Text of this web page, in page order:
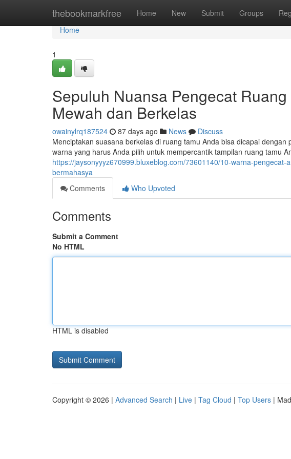
thebookmarkfree Home New Submit Groups
Home
Home
1
Sepuluh Nuansa Pengecat
Mewah dan Berkelas
owainylrq187524 87 days ago News
Discuss
Menciptakan suasana berkelas di ruang tamu Anda bisa dicapai
warna yang harus Anda pilih untuk mempercantik tampilan ruang tamu
https://jaysonyyyz670999.bluxeblog.com/73601140/10-warna-
bermahasya
Comments
Who Upvoted
Comments
Submit a Comment
No HTML
HTML is disabled
Copyright © 2026 | Advanced Search | Live | Tag Cloud | Top Users |